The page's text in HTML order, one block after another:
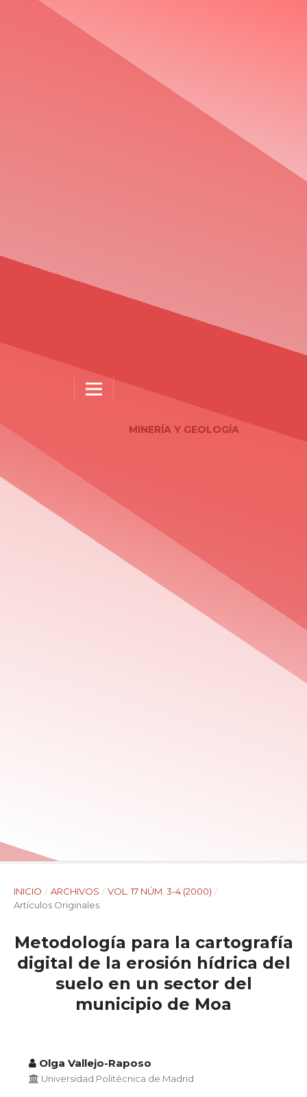
MINERÍA Y GEOLOGÍA
INICIO / ARCHIVOS / VOL. 17 NÚM. 3-4 (2000) /
Artículos Originales
Metodología para la cartografía
digital de la erosión hídrica del
suelo en un sector del
municipio de Moa
Olga Vallejo-Raposo
Universidad Politécnica de Madrid